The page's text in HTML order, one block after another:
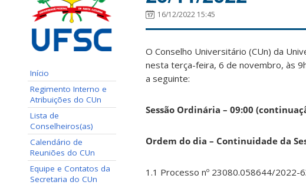
Início
Regimento Interno e
Atribuições do CUn
Lista de
Conselheiros(as)
Calendário de
Reuniões do CUn
Equipe e Contatos da
Secretaria do CUn
16/12/2022 15:45
O Conselho Universitário (CUn) da
nesta terça-feira, 6 de novembro, às
a seguinte:
Sessão Ordinária – 09:00
Ordem do dia – Continuidade da
1.1 Processo nº 23080.058644/2022-